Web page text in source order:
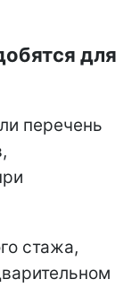
для
перечень
стажа,